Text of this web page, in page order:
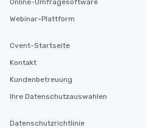
Online-Umfragesoftware
Webinar-Plattform
Cvent-Startseite
Kontakt
Kundenbetreuung
Ihre Datenschutzauswahlen
Datenschutzrichtlinie